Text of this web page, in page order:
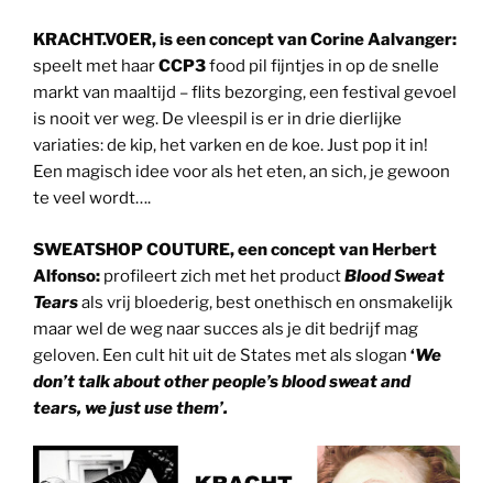
KRACHT.VOER, is een concept van Corine Aalvanger:
speelt met haarCCP3food pil fijntjes in op de snelle
markt van maaltijd – flits bezorging, een festival gevoel
is nooit ver weg. De vleespil is er in drie dierlijke
variaties: de kip, het varken en de koe. Just pop it in!
Een magisch idee voor als het eten, an sich, je gewoon
te veel wordt….
SWEATSHOP COUTURE, een concept van Herbert
Alfonso: profileert zich met het productBlood Sweat
Tearsals vrij bloederig, best onethisch en onsmakelijk
maar wel de weg naar succes als je dit bedrijf mag
geloven. Een cult hit uit de States met als slogan ‘We
don’t talk about other people’s blood sweat and
tears,we just use them’.